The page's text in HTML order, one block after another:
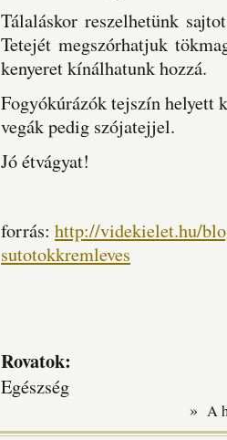
Tálaláskor reszelhetünk
Tetejét megszórhatjuk
kenyeret kínálhatunk hozzá.
Fogyókúrázók tejszín helyett
vegák pedig szójatejjel.
Jó étvágyat!
forrás: http://videkielet.hu/
sutotokkremleves
Rovatok:
Egészség
» A